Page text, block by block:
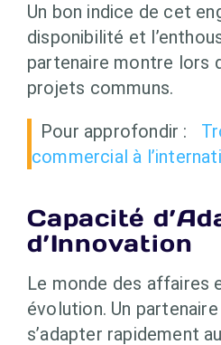
Un bon indice de cet
disponibilité et
partenaire montre lors
projets communs.
Pour approfondir :
commercial à
Capacité
d’Innovation
Le monde des affaires
évolution. Un
s’adapter rapidement